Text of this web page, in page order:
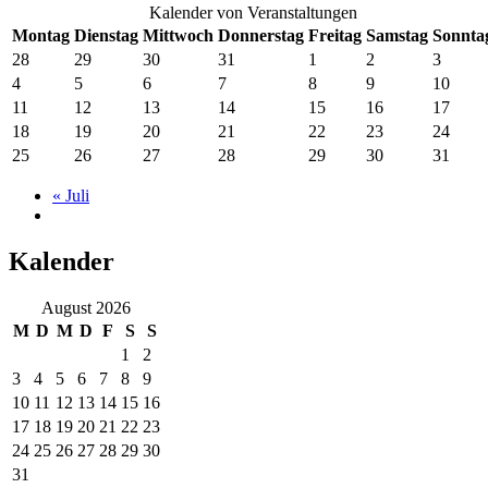
Kalender von Veranstaltungen
Montag Dienstag Mittwoch Donnerstag Freitag Samstag
28
29 30 31 1 2
3
4
5 6 7 8 9
10
11
12 13 14 15 16
17
18
19 20 21 22 23
24
25
26 27 28 29 30 31
« Juli
Kalender
August 2026
M D M D F S
S
1
2
3
4 5 6 7 8
9
10 11 12 13 14 15 16
17 18 19 20 21 22 23
24 25 26 27 28 29 30
31